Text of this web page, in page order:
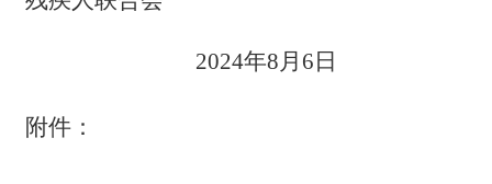
2024年8月6日
附件：